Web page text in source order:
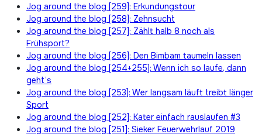
Jog around the blog [259]: Erkundungstour
Jog around the blog [258]: Zehnsucht
Jog around the blog [257]: Zählt halb 8 noch als
Frühsport?
Jog around the blog [256]: Den Bimbam taumeln lassen
Jog around the blog [254+255]: Wenn ich so laufe, dann
geht’s
Jog around the blog [253]: Wer langsam läuft treibt länger
Sport
Jog around the blog [252]: Kater einfach rauslaufen #3
Jog around the blog [251]: Sieker Feuerwehrlauf 2019